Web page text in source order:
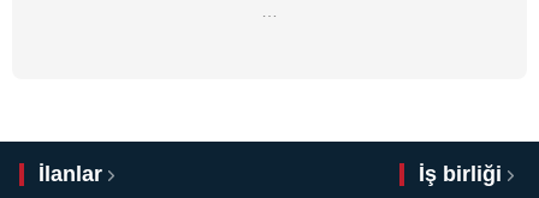
İlanlar İş birliği